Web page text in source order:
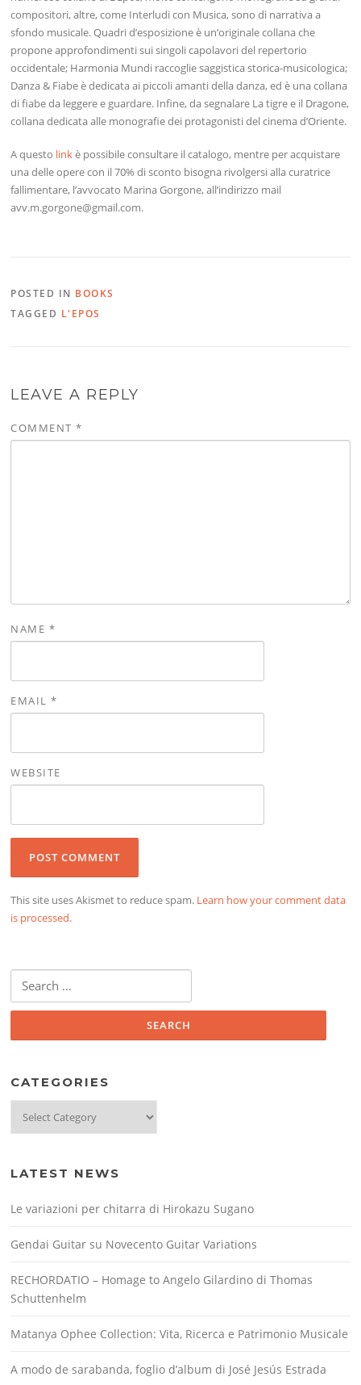
compositori, altre, come Interludi con Musica, sono di narrativa a
sfondo musicale. Quadri d’esposizione è un’originale collana che
propone approfondimenti sui singoli capolavori del repertorio
occidentale; Harmonia Mundi raccoglie saggistica storica-musicologica;
Danza & Fiabe è dedicata ai piccoli amanti della danza, ed è una collana
di fiabe da leggere e guardare. Infine, da segnalare La tigre e il Dragone,
collana dedicata alle monografie dei protagonisti del cinema d’Oriente.
A questo linkè possibile consultare il catalogo, mentre per acquistare
una delle opere con il 70% di sconto bisogna rivolgersi alla curatrice
fallimentare, l’avvocato Marina Gorgone, all’indirizzo mail
avv.m.gorgone@gmail.com.
POSTED IN BOOKS
TAGGED L'EPOS
LEAVE A REPLY
COMMENT*
NAME *
EMAIL*
WEBSITE
This site uses Akismet to reduce spam. Learn how your comment data
is processed.
for:
CATEGORIES
LATEST NEWS
Le variazioni per chitarra di Hirokazu Sugano
Gendai Guitar su Novecento Guitar Variations
RECHORDATIO – Homage to Angelo Gilardino di Thomas
Schuttenhelm
Matanya Ophee Collection: Vita, Ricerca e Patrimonio Musicale
A modo de sarabanda, foglio d’album di José Jesús Estrada